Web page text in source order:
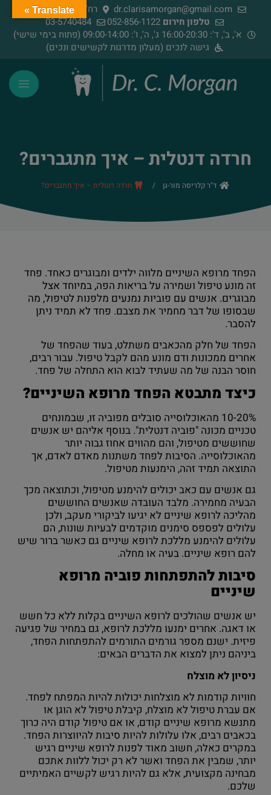
dr.clarisamorgan@gmail.com
רח' הירדן 91, רמת גן
טלפון חירום
03-5740484
א', ב', ד': 16:00-20:30 ג', ה', ו': 09:00-14:00 (פתוח בימי שישי)
גישה לנכים (מעלון מדרגות לקשישים ונכים)
חרדה דנטלית – איך מתגברים?
ד"ר קלריסה מור-גן / חרדה דנטלית – איך מתגברים?
הפחד מרופא השיניים מלווה ילדים ומבוגרים כאחד. פחד
זה מונע טיפול ושמירה על בריאות הפה, במיוחד אצל
מבוגרים. אנשים עם פוביות נמנעים מלפנות לטיפול, מה
שבסופו של דבר מחמיר את מצבם. פחד לא תמיד ניתן
להסבר.
הפחד של חלק מהכאבים משתלט, בעוד שהפחד של
אחרים ממכונות ודם מונע מהם לקבל טיפול. עבור רבים,
חוסר הבנה של מה שעתיד לבוא הוא התחלה של פחד.
כיצד מתבטא הפחד מרופא השיניים?
10-20% מהאוכלוסייה סובלים מפוביה זו, שבמונחים
טכניים מכונה "פוביה דנטלית". בנוסף אליהם יש אנשים
שחוששים מטיפול, והם מהווים אחוז גבוה יותר
מהאוכלוסייה. הסיבות לפחד משתנות מאדם לאדם, אך
התוצאה תמיד זהה, הימנעות מטיפול.
גם אנשים עם כאב יכולים להימנע מטיפול, וכתוצאה מכך
הבעיה מחמירה. מלבד העובדה שאנשים החוששים
מהליכה לרופא שיניים לא יגיעו לביקורי מעקב, ולכן
עלולים לפספס סימנים מוקדמים לבעיות שונות, הם
עלולים להימנע מללכת לרופא שיניים גם כאשר ברור שיש
להם רופא שיניים. בעיה או מחלה.
סיבות להתפתחות פוביה מרופא
שיניים
יש אנשים שהולכים לרופא השיניים בקלות ללא כל חשש
או דאגה. אחרים ימנעו מללכת לרופא, גם במחיר של פגיעה
פיזית. ישנם מספר גורמים התורמים להתפתחות הפחד,
ביניהם ניתן למצוא את הדברים הבאים:
ניסיון לא מוצלח
חוויות קודמות לא מוצלחות יכולות להיות המפתח לפחד.
אם עברת טיפול לא מוצלח, קיבלת טיפול לא הוגן או
מתנשא מרופא שיניים קודם, או אם טיפול קודם היה כרוך
בכאבים רבים, אלו עלולות להיות סיבות להיווצרות הפחד.
במקרים כאלה, חשוב מאוד לפנות לרופא שיניים רגיש
יותר, שמבין את הפחד ואשר לא רק יכול ללוות אתכם
מבחינה מקצועית, אלא גם להיות רגיש לקשיים האמיתיים
שלכם.
Translate »